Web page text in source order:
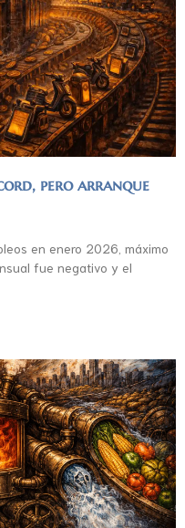
pero arranque
en enero 2026, máximo
fue negativo y el